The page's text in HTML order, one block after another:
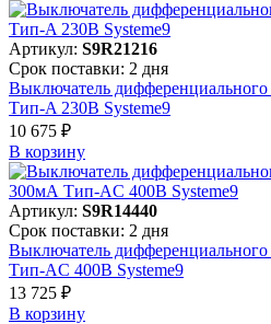
Артикул: S9R21216
Срок поставки: 2 дня
Выключатель
Тип-A 230В Systeme9
10 675 ₽
В корзинy
Артикул: S9R14440
Срок поставки: 2 дня
Выключатель
Тип-AC 400В Systeme9
13 725 ₽
В корзинy